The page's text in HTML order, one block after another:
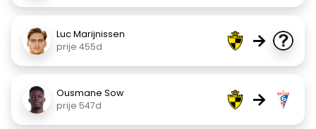
Luc Marijnissen
prije 455d
→
Ousmane Sow
prije 547d
→